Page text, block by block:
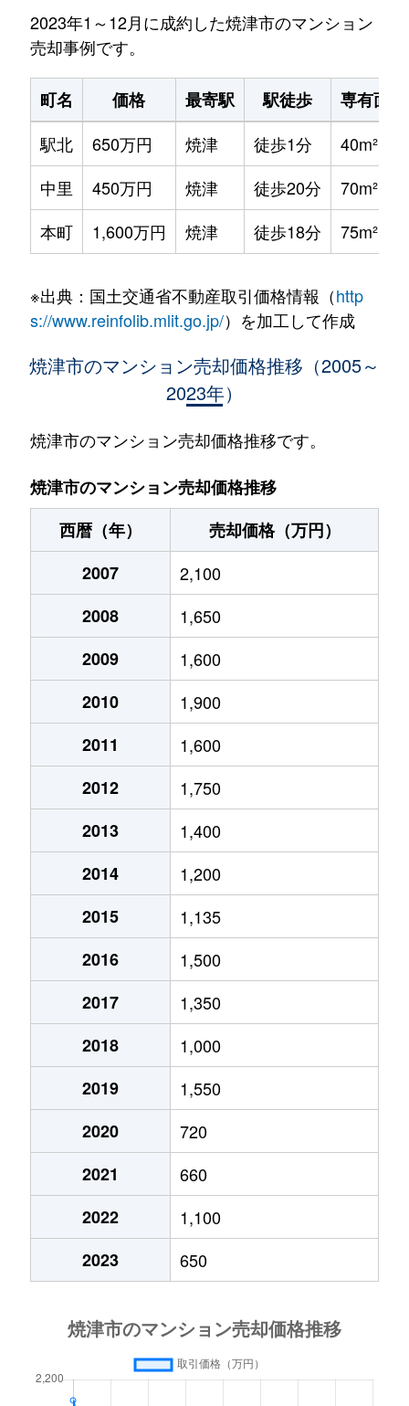
2023年1～12月に成約した焼津市のマンション
売却事例です。
町名 価格 最寄駅 駅徒歩
専有面積
駅北
650万円 焼津 徒歩1分
40m²
中里
450万円 焼津 徒歩20分
70m²
本町
1,600万円 焼津 徒歩18分 75m²
※出典：国土交通省不動産取引価格情報（http
s://www.reinfolib.mlit.go.jp/）を加工して作成
焼津市のマンション売却価格推移（2005～
2023年）
焼津市のマンション売却価格推移です。
焼津市のマンション売却価格推移
西暦（年）
売却価格（万円）
2007
2,100
2008
1,650
2009
1,600
2010
1,900
2011
1,600
2012
1,750
2013
1,400
2014
1,200
2015
1,135
2016
1,500
2017
1,350
2018
1,000
2019
1,550
2020
720
2021
660
2022
1,100
2023
650